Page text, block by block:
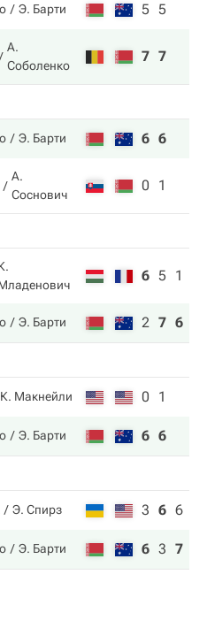
Э. Барти 5 5
А.
Соболенко
7 7
Э. Барти 6 6
А.
Соснович
0 1
6 5 1
Э. Барти 2 7 6
К. Макнейли 0 1
Э. Барти 6 6
Э. Спирз 3 6 6
Э. Барти 6 3 7